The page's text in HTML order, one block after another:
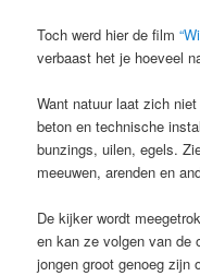
Toch werd hier de film
verbaast het je hoeveel
Want natuur laat zich
beton en technische
bunzings, uilen, egels.
meeuwen, arenden en
De kijker wordt
en kan ze volgen van de
jongen groot genoeg zijn